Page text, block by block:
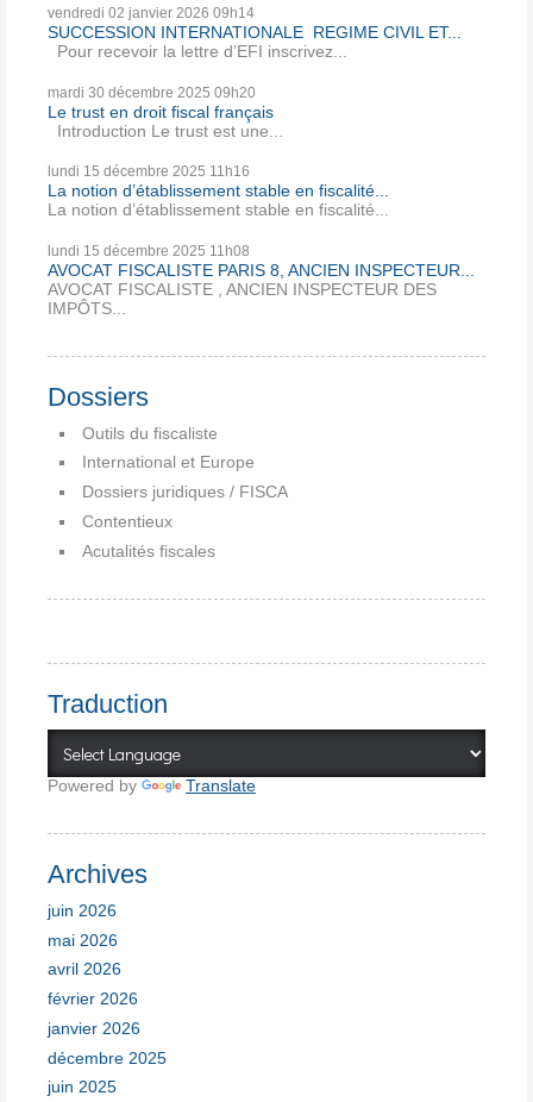
vendredi 02 janvier 2026 09h14
SUCCESSION INTERNATIONALE REGIME CIVIL ET...
Pour recevoir la lettre d’EFI inscrivez...
mardi 30 décembre 2025 09h20
Le trust en droit fiscal français
Introduction Le trust est une...
lundi 15 décembre 2025 11h16
La notion d’établissement stable en fiscalité...
La notion d’établissement stable en fiscalité...
lundi 15 décembre 2025 11h08
AVOCAT FISCALISTE PARIS 8, ANCIEN INSPECTEUR...
AVOCAT FISCALISTE , ANCIEN INSPECTEUR DES
IMPÔTS...
Dossiers
Outils du fiscaliste
International et Europe
Dossiers juridiques / FISCA
Contentieux
Acutalités fiscales
Traduction
Powered by Translate
Archives
juin 2026
mai 2026
avril 2026
février 2026
janvier 2026
décembre 2025
juin 2025